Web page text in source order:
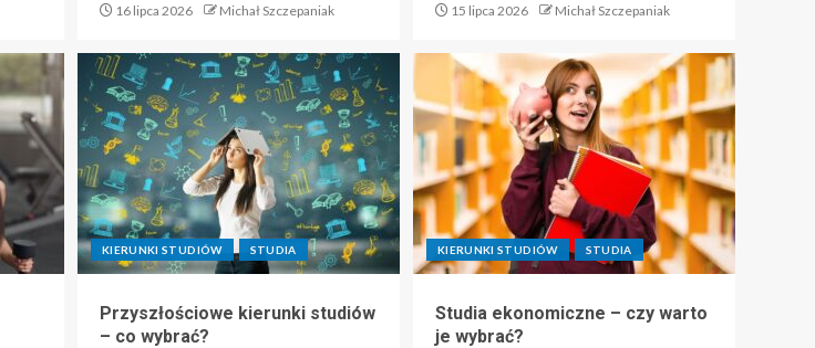
16 lipca 2026 Michał Szczepaniak 15 lipca 2026 Michał Szczepaniak
KIERUNKI STUDIÓW STUDIA
Przyszłościowe kierunki studiów
– co wybrać?
KIERUNKI STUDIÓW STUDIA
Studia ekonomiczne – czy warto
je wybrać?